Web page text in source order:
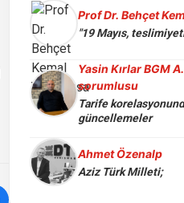
Prof Dr. Behçet
"19 Mayıs,
Yasin Kırlar BGM
sorumlusu
Tarife
güncellemeler
Ahmet Özenalp
Aziz Türk Milleti;